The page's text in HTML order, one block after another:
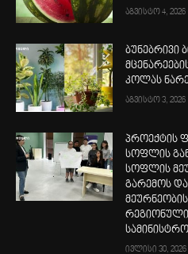
აგვისტო 4, 2026
ბუნებრივი
კოლას
აგვისტო 3, 2026
პროექტის
სოფლის
სოფლის
გარემოს
რეგიონული
ივლისი 30, 2026